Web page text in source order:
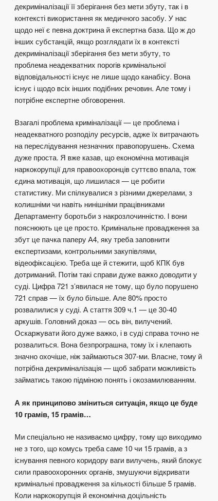
декриміналізації її зберігання без мети збуту, так і в
контексті використання як медичного засобу. У нас
щодо неї є певна доктрина й експертна база. Що ж до
інших субстанцій, якщо розглядати їх в контексті
декриміналізації зберігання без мети збуту, то
проблема неадекватних порогів кримінальної
відповідальності існує не лише щодо канабісу. Вона
існує і щодо всіх інших подібних речовин. Але тому і
потрібне експертне обговорення.
Взагалі проблема криміналізації — це проблема і
неадекватного розподілу ресурсів, адже їх витрачають
на переслідування незначних правопорушень. Схема
дуже проста. Я вже казав, що економічна мотивація
наркокорупції для правоохоронців суттєво впала, тож
єдина мотивація, що лишилася — це робити
статистику. Ми спілкувалися з різними джерелами, з
колишніми чи навіть нинішніми працівниками
Департаменту боротьби з накрозлочинністю. І вони
пояснюють це це просто. Кримінальне провадження за
збут це пачка паперу А4, яку треба заповнити
експертизами, контрольними закупівлями,
відеофіксацією. Треба ще й стежити, щоб КПК був
дотриманий. Потім такі справи дуже важко доводити у
суді. Цифра 721 з’явилася не тому, що було порушено
721 справ — їх було більше. Але 80% просто
розвалилися у суді. А стаття 309 ч.1 — це 30-40
аркушів. Головний доказ — ось він, вилучений.
Оскаржувати його дуже важко, і в суді справа точно не
розвалиться. Вона безпрограшна, тому їх і клепають
значно охочіше, ніж займаються 307-ми. Власне, тому й
потрібна декриміналізація — щоб забрати можливість
займатись такою підміною понять і окозамилюванням.
А як принципово зміниться ситуація, якщо це буде
10 грамів, 15 грамів…
Ми спеціально не називаємо цифру, тому що виходимо
не з того, що комусь треба саме 10 чи 15 грамів, а з
існування певного коридору ваги вилучень, який блокує
сили правоохоронних органів, змушуючи відкривати
кримінальні провадження за кількості більше 5 грамів.
Коли наркокорупція й економічна доцільність